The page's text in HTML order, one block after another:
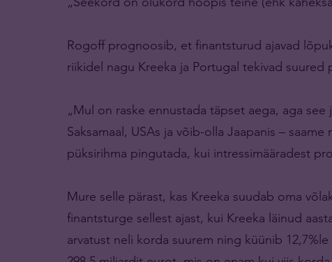
Rogoff prognoosib, et finantsturud ajavad
riikidel nagu Kreeka ja Portugal tekivad
„Mul on raske ennustada täpset aega, aga
Saksamaal, USAs ja võib-olla Jaapanis –
püksirihma pingutada, kui intressimääradest
Mure selle pärast, kas Kreeka suudab oma
finantsturge sellest ajast, kui Kreeka läinud
arvatust neli korda suurem ning küünib